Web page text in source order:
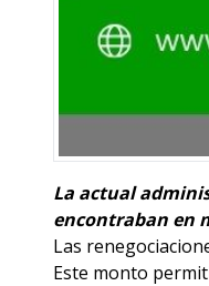
La actual
encontraban en
Las
Este monto